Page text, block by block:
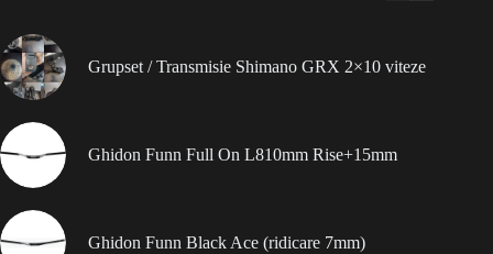
Grupset / Transmisie Shimano GRX 2×10 viteze
Ghidon Funn Full On L810mm Rise+15mm
Ghidon Funn Black Ace (ridicare 7mm)